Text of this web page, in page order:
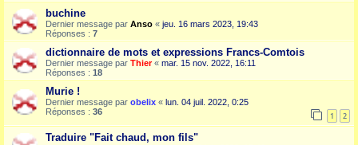
buchine
Dernier message par Anso « jeu. 16 mars 2023, 19:43
Réponses : 7
dictionnaire de mots et expressions Francs-Comtois
Dernier message par Thier« mar. 15 nov. 2022, 16:11
Réponses : 18
Murie !
Dernier message par obelix « lun. 04 juil. 2022, 0:25
Réponses : 36 1 2
Traduire "Fait chaud, mon fils"